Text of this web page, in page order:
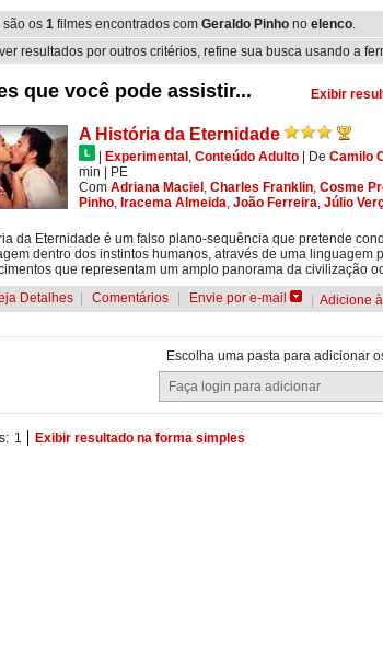
são os 1 filmes encontrados com Geraldo Pinho no elenco.
resultados por outros critérios, refine sua busca usando a
Exibir
que você pode assistir...
A História da Eternidade
Experimental , Conteúdo Adulto De Camilo
min
PE
Com Adriana Maciel , Charles Franklin, Cosme
Pinho, Iracema Almeida, João Ferreira, Júlio
da Eternidade é um falso plano-sequência que pretende
dentro dos instintos humanos, através de uma linguagem
que representam um amplo panorama da civilização
Detalhes
Comentários Envie por e-mail Adicione
Escolha uma pasta para adicionar
1 Exibir resultado na forma simples